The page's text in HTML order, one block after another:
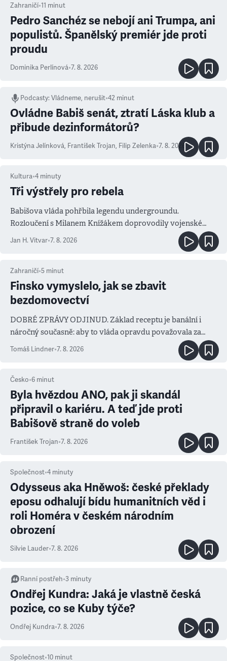
Zahraničí•11 minut
Pedro Sanchéz se nebojí ani Trumpa, ani
populistů. Španělský premiér jde proti
proudu
Dominika Perlínová•7. 8. 2026
Podcasty:Vládneme, nerušit•42 minut
Ovládne Babiš senát, ztratí Láska klub a
přibude dezinformátorů?
Kristýna Jelínková, František Trojan, Filip Zelenka•7. 8. 2026
Kultura•4 minuty
Tři výstřely pro rebela
Babišova vláda pohřbila legendu undergroundu.
Rozloučení s Milanem Knížákem doprovodily vojenské
salvy i kritika pokrokářů
Jan H. Vitvar•7. 8. 2026
Zahraničí•5 minut
Finsko vymyslelo, jak se zbavit
bezdomovectví
DOBRÉ ZPRÁVY ODJINUD. Základ receptu je banální i
náročný současně: aby to vláda opravdu považovala za
prioritu
Tomáš Lindner•7. 8. 2026
Česko•6 minut
Byla hvězdou ANO, pak ji skandál
připravil o kariéru. A teď jde proti
Babišově straně do voleb
František Trojan•7. 8. 2026
Společnost•4 minuty
Odysseus aka Hněwoš: české překlady
eposu odhalují bídu humanitních věd i
roli Homéra v českém národním
obrození
Silvie Lauder•7. 8. 2026
Ranní postřeh•3 minuty
Ondřej Kundra: Jaká je vlastně česká
pozice, co se Kuby týče?
Ondřej Kundra•7. 8. 2026
Společnost•10 minut